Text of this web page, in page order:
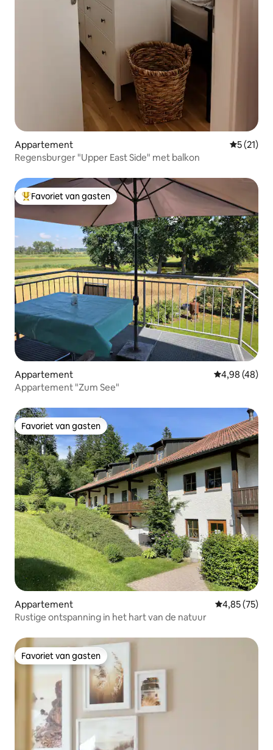
Appartement
5 (21)
Regensburger "Upper East Side" met balkon
Topfavoriet van gasten
Favoriet van gasten
Appartement Gemiddelde
4,98 (48)
Appartement "Zum See"
Favoriet van gasten
Favoriet van gasten
Appartement Gemiddelde
4,85 (75)
Rustige ontspanning in het hart van de natuur
Favoriet van gasten
Favoriet van gasten